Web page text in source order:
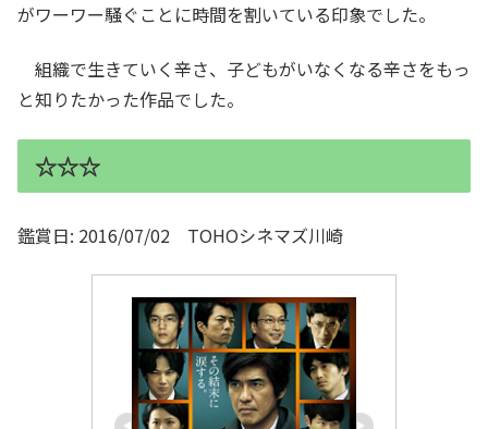
がワーワー騒ぐことに時間を割いている印象でした。
組織で生きていく辛さ、子どもがいなくなる辛さをもっ
と知りたかった作品でした。
☆☆☆
鑑賞日: 2016/07/02 TOHOシネマズ川崎